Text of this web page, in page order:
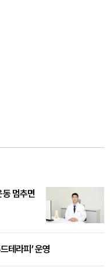
동 멈추면
테라피’ 운영